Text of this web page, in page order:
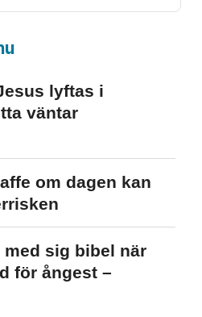
lyftas i
väntar
om dagen kan
med sig bibel när
för ångest –